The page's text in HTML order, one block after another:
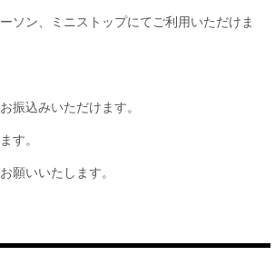
ソン、ミニストップにてご利用いただけま
振込みいただけます。
す。
願いいたします。